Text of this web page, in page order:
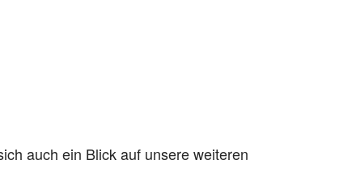
auch ein Blick auf unsere weiteren